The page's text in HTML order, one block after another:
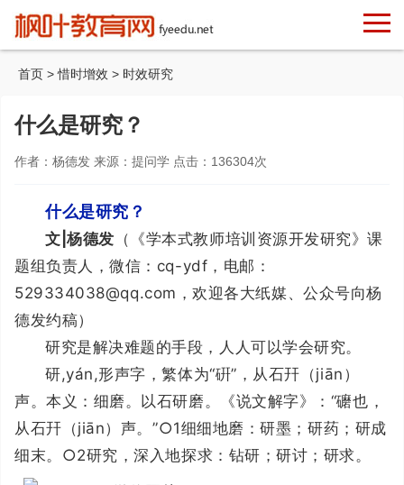
首页 >惜时增效 > 时效研究
什么是研究？
作者：杨德发 来源：提问学 点击： 136304次
什么是研究？
文|杨德发 （《学本式教师培训资源开发研究》课
题组负责人，微信：cq-ydf，电邮：
529334038@qq.com，欢迎各大纸媒、公众号向杨
德发约稿）
研究是解决难题的手段，人人可以学会研究。
研,yán,形声字，繁体为“硏”，从石幵（jiān）
声。本义：细磨。以石研磨。《说文解字》：“礳也，
从石幵（jiān）声。”○1细细地磨：研墨；研药；研成
细末。○2研究，深入地探求：钻研；研讨；研求。